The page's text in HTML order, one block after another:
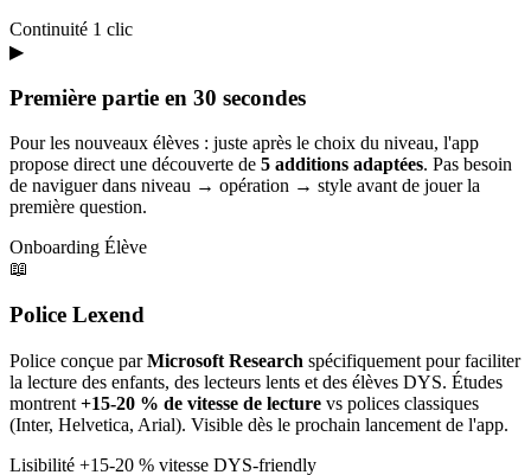
Continuité 1 clic
▶
Première partie en 30 secondes
Pour les nouveaux élèves : juste après le choix du niveau, l'app
propose direct une découverte de 5 additions adaptées. Pas besoin
de naviguer dans niveau → opération → style avant de jouer la
première question.
Onboarding Élève
📖
Police Lexend
Police conçue parMicrosoft Research spécifiquement pour faciliter
la lecture des enfants, des lecteurs lents et des élèves DYS. Études
montrent +15-20 % de vitesse de lecture vs polices classiques
(Inter, Helvetica, Arial). Visible dès le prochain lancement de l'app.
Lisibilité +15-20 % vitesse DYS-friendly